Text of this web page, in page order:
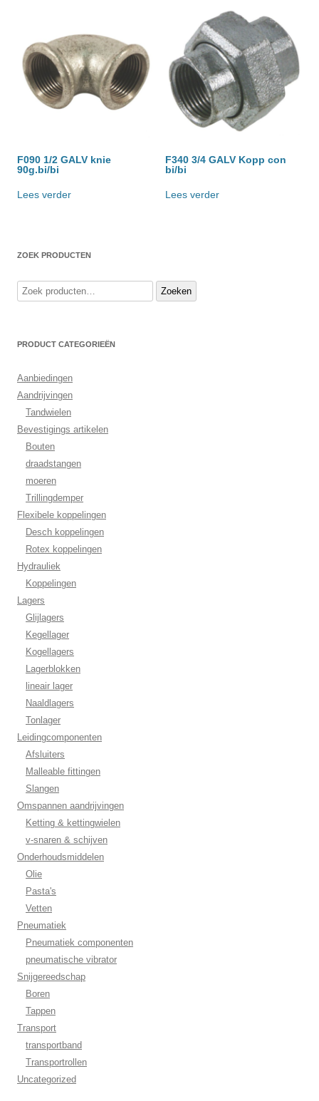
F090 1/2 GALV knie
90g.bi/bi
Lees verder
F340 3/4 GALV Kopp con
bi/bi
Lees verder
ZOEK PRODUCTEN
Zoeken
naar:
Zoeken
PRODUCT CATEGORIEËN
Aanbiedingen
Aandrijvingen
Tandwielen
Bevestigings artikelen
Bouten
draadstangen
moeren
Trillingdemper
Flexibele koppelingen
Desch koppelingen
Rotex koppelingen
Hydrauliek
Koppelingen
Lagers
Glijlagers
Kegellager
Kogellagers
Lagerblokken
lineair lager
Naaldlagers
Tonlager
Leidingcomponenten
Afsluiters
Malleable fittingen
Slangen
Omspannen aandrijvingen
Ketting & kettingwielen
v-snaren & schijven
Onderhoudsmiddelen
Olie
Pasta's
Vetten
Pneumatiek
Pneumatiek componenten
pneumatische vibrator
Snijgereedschap
Boren
Tappen
Transport
transportband
Transportrollen
Uncategorized